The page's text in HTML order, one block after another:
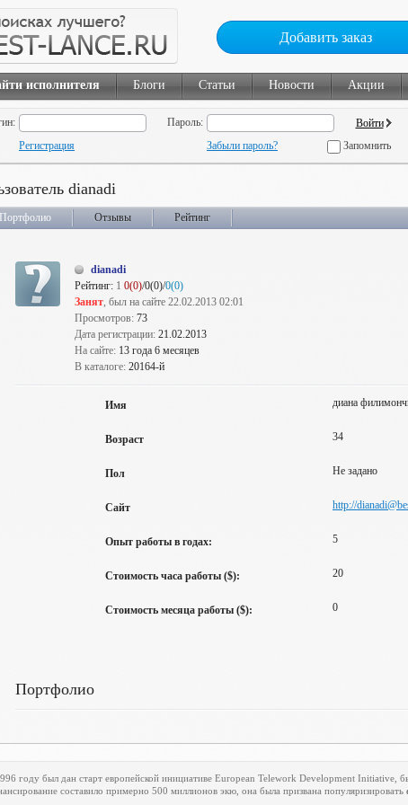
Добавить заказ
исполнителя Блоги Статьи Новости Акции
Пароль:
Регистрация
Забыли пароль? Запомнить
dianadi
Портфолио Отзывы Рейтинг
dianadi
Рейтинг: 1 0(0)/0(0)/0(0)
Занят, был на сайте 22.02.2013 02:01
Просмотров: 73
Дата регистрации: 21.02.2013
На сайте: 13 года 6 месяцев
В каталоге: 20164-й
Имя диана
Возраст 34
Пол Не задано
Сайт http://
Опыт работы в годах: 5
Стоимость часа работы ($): 20
Стоимость месяца работы ($): 0
Портфолио
году был дан старт европейской инициативе European Telework Development Initiative ,
составило примерно 500 миллионов экю, она была призвана популяризировать